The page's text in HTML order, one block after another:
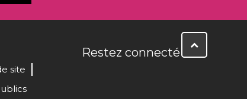
site
Restez connecté